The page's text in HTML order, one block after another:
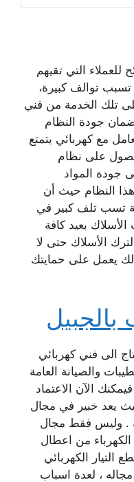
للعملاء التي تقيهم
تسبب توالف كبيرة،
تلك الخدمة من فني
جودة النظام
مع كهربائي يتمتع
على نظام
جودة المواد
النظام حيث أن
تسب تلف كبير في
الأسلاك بعيد كافة
الأسلاك حتى لا
يعمل على حمايتك
الى فني كهربائي
والصيانة العامة
الآن الاعتماد
يعد خبير في مجال
. وليس فقط مجال
من اعطال
التيار الكهربائي
، لعدة اسباب